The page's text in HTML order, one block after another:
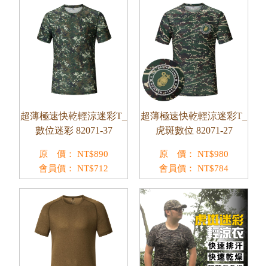
超薄極速快乾輕涼迷彩T_
數位迷彩 82071-37
原 價： NT$890
會員價：
NT$712
超薄極速快乾輕涼迷彩T_
虎斑數位 82071-27
原 價： NT$980
會員價：
NT$784